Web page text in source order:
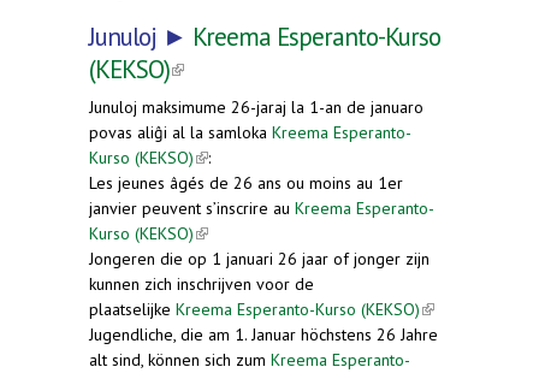
Junuloj ► Kreema Esperanto-Kurso
(KEKSO)(link is external)
Junuloj maksimume 26-jaraj la 1-an de januaro
povas aliĝi al la samloka Kreema Esperanto-
Kurso (KEKSO)(link is external)
:
Les jeunes âgés de 26 ans ou moins au 1er
janvier peuvent s’inscrire au Kreema Esperanto-
Kurso (KEKSO)(link is external)
Jongeren die op 1 januari 26 jaar of jonger zijn
kunnen zich inschrijven voor de
plaatselijke Kreema Esperanto-Kurso (KEKSO)(link is
external)
Jugendliche, die am 1. Januar höchstens 26 Jahre
alt sind, können sich zum Kreema Esperanto-